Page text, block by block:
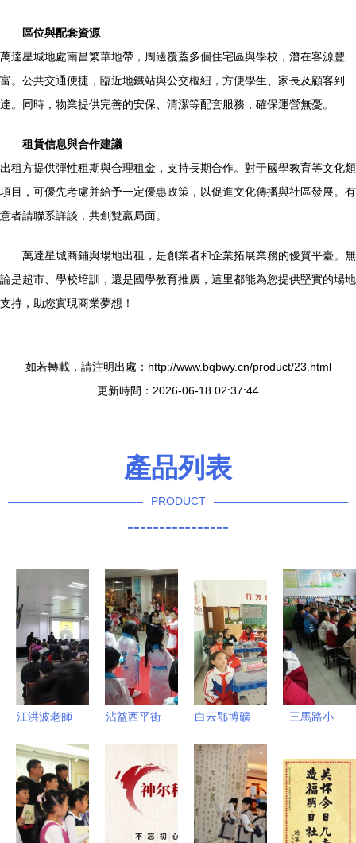
區位與配套資源
萬達星城地處南昌繁華地帶，周邊覆蓋多個住宅區與學校，潛在客源豐
富。公共交通便捷，臨近地鐵站與公交樞紐，方便學生、家長及顧客到
達。同時，物業提供完善的安保、清潔等配套服務，確保運營無憂。
租賃信息與合作建議
出租方提供彈性租期與合理租金，支持長期合作。對于國學教育等文化類
項目，可優先考慮并給予一定優惠政策，以促進文化傳播與社區發展。有
意者請聯系詳談，共創雙贏局面。
萬達星城商鋪與場地出租，是創業者和企業拓展業務的優質平臺。無
論是超市、學校培訓，還是國學教育推廣，這里都能為您提供堅實的場地
支持，助您實現商業夢想！
如若轉載，請注明出處：http://www.bqbwy.cn/product/23.html
更新時間：2026-06-18 02:37:44
產品列表
PRODUCT
----------------
江洪波老師
堂開講 深
耕傳統文
化，點亮現
代教育智慧
沾益西平街
學沃土，培
育時代新人
白云鄂博礦
教育為引
領，打造國
家級基礎教
育成果推廣
三馬路小
教學”平臺
國學教育推
廣五大經驗
總結